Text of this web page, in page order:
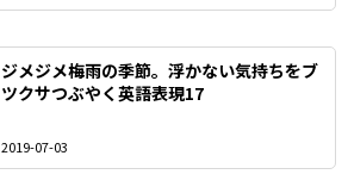
ジメジメ梅雨の季節。浮かない気持ちをブ
ツクサつぶやく英語表現17
2019-07-03